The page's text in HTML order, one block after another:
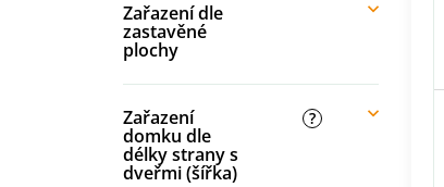
Zařazení dle
zastavěné
plochy
Zařazení
domku dle
délky strany s
dveřmi (šířka)
?